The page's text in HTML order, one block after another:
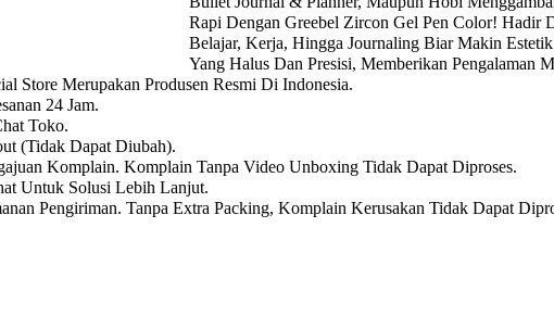
Rapi Dengan Greebel Zircon Gel Pen Color! Hadir
Belajar, Kerja, Hingga Journaling Biar Makin
Yang Halus Dan Presisi, Memberikan Pengalaman
Store Merupakan Produsen Resmi Di Indonesia.
24 Jam.
Toko.
(Tidak Dapat Diubah).
Komplain. Komplain Tanpa Video Unboxing Tidak Dapat Diproses.
Untuk Solusi Lebih Lanjut.
Pengiriman. Tanpa Extra Packing, Komplain Kerusakan Tidak Dapat